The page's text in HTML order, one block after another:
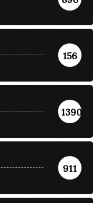
156
1390
911